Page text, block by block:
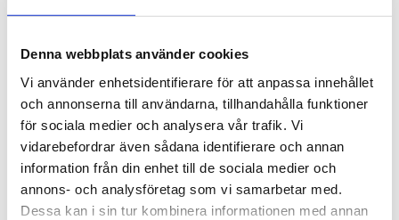
Denna webbplats använder cookies
Vi använder enhetsidentifierare för att anpassa innehållet
och annonserna till användarna, tillhandahålla funktioner
för sociala medier och analysera vår trafik. Vi
vidarebefordrar även sådana identifierare och annan
information från din enhet till de sociala medier och
annons- och analysföretag som vi samarbetar med.
Dessa kan i sin tur kombinera informationen med annan
Vardag
Blygsam bidrags­höjning
att vänta nästa år